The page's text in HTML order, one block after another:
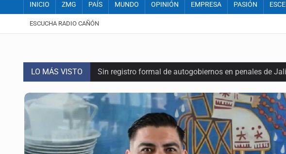
INICIO ZMG PAÍS MUNDO OPINIÓN EMPRESA PASIÓN
ESCUCHA RADIO CAÑÓN
LO MÁS VISTO Sin registro formal de autogobiernos en penales de
Congreso sólo autorizó donación del terreno en San
Asesinan a tres luego de dos ataques armados
Mujer resulta lesionada tras ataque de pitbull en
Vinculan a pareja que extorsionaba con peluches